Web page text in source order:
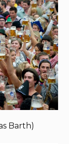
Barth)